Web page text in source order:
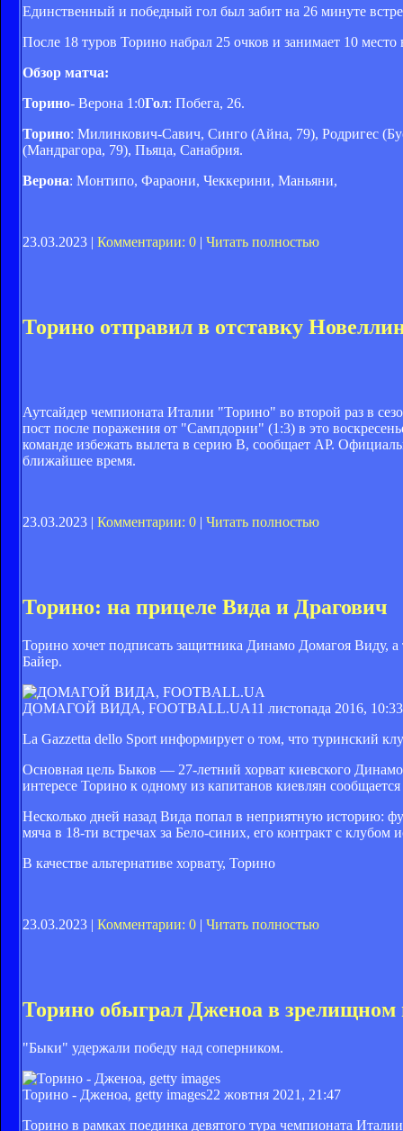
Единственный и победный гол был забит на 26 минуте
После 18 туров Торино набрал 25 очков и занимает 10
Обзор матча:
Торино- Верона 1:0Гол: Побега, 26.
Торино: Милинкович-Савич, Синго (Айна, 79), Родригес
(Мандрагора, 79), Пьяца, Санабрия.
Верона: Монтипо, Фараони, Чеккерини, Маньяни,
23.03.2023 | Комментарии: 0 | Читать полностью
Торино отправил в отставку
Аутсайдер чемпионата Италии "Торино" во второй раз в
пост после поражения от "Сампдории" (1:3) в это
команде избежать вылета в серию B, сообщает АР.
ближайшее время.
23.03.2023 | Комментарии: 0 | Читать полностью
Торино: на прицеле Вида и Драгович
Торино хочет подписать защитника Динамо Домагоя Виду,
Байер.
ДОМАГОЙ ВИДА, FOOTBALL.UA11 листопада 2016, 10:33
La Gazzetta dello Sport информирует о том, что туринский
Основная цель Быков — 27-летний хорват киевского
интересе Торино к одному из капитанов киевлян
Несколько дней назад Вида попал в неприятную историю:
мяча в 18-ти встречах за Бело-синих, его контракт с клубом
В качестве альтернативе хорвату, Торино
23.03.2023 | Комментарии: 0 | Читать полностью
Торино обыграл Дженоа в зрелищном
"Быки" удержали победу над соперником.
Торино - Дженоа, getty images22 жовтня 2021, 21:47
Торино в рамках поединка девятого тура чемпионата